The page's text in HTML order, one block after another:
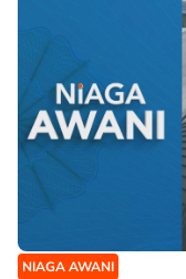
NIAGA AWANI